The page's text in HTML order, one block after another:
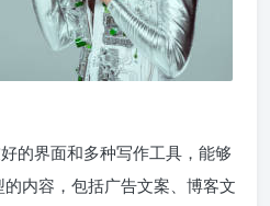
的界面和多种写作工具，能够
内容，包括广告文案、博客文